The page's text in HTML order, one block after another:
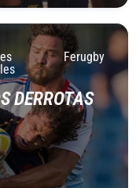
Ferugby
DERROTAS